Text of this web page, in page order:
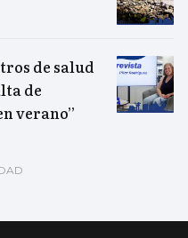
de salud
de
verano”